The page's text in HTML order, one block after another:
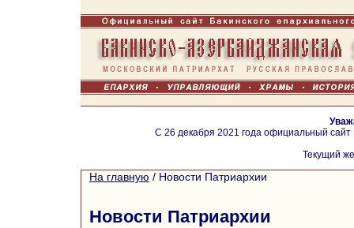
С 26 декабря 2021 года официальный
Текущий
На главную / Новости Патриархии
Новости Патриархии